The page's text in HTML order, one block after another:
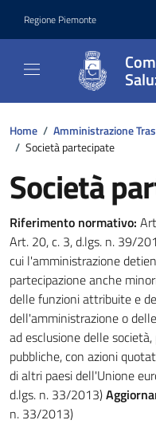
Regione Piemonte
Home / Amministrazione
/ Società partecipate
Società
Riferimento normativo:
Art. 20, c. 3, d.lgs. n. 39/
cui l'amministrazione
partecipazione anche
delle funzioni attribuite e
dell'amministrazione o
ad esclusione delle
pubbliche, con azioni
di altri paesi dell'Unione
d.lgs. n. 33/2013)
n. 33/2013)